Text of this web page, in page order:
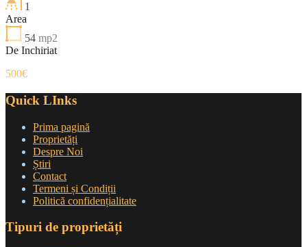
1
Area
54 mp2
De Inchiriat
500€
Quick LInks
Prima pagină
Proprietăți
Despre Noi
Știri
Contact
Termeni și Condiții
Politică confidențialitate
Tipuri de proprietăți